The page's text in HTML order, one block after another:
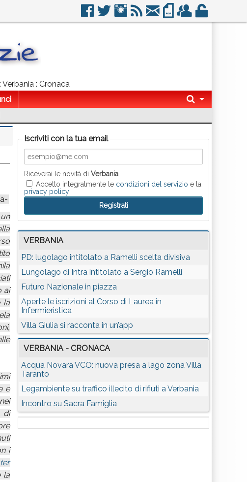
: Cronaca
a-
ai
la
e
di
i
la
Iscriviti con la tua email
Riceverai le novità diVerbania
Accetto integralmente le condizioni del servizio e la
privacy policy
VERBANIA
PD: lugolago intitolato a Ramelli scelta divisiva
Lungolago di Intra intitolato a Sergio Ramelli
Futuro Nazionale in piazza
Aperte le iscrizioni al Corso di Laurea in
Infermieristica
Villa Giulia si racconta in un’app
VERBANIA - CRONACA
Acqua Novara VCO: nuova presa a lago zona Villa
Taranto
Legambiente su traffico illecito di rifiuti a Verbania
Incontro su Sacra Famiglia